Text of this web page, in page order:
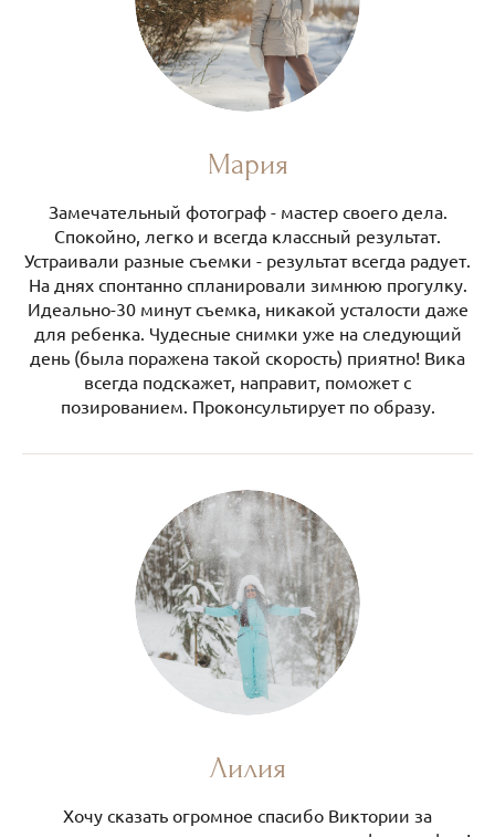
Мария
Замечательный фотограф - мастер своего дела.
Спокойно, легко и всегда классный результат.
Устраивали разные съемки - результат всегда радует.
На днях спонтанно спланировали зимнюю прогулку.
Идеально-30 минут съемка, никакой усталости даже
для ребенка. Чудесные снимки уже на следующий
день (была поражена такой скорость) приятно! Вика
всегда подскажет, направит, поможет с
позированием. Проконсультирует по образу.
Лилия
Хочу сказать огромное спасибо Виктории за